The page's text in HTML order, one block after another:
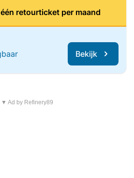
retourticket per maand
Bekijk
▼ Ad by Refinery89